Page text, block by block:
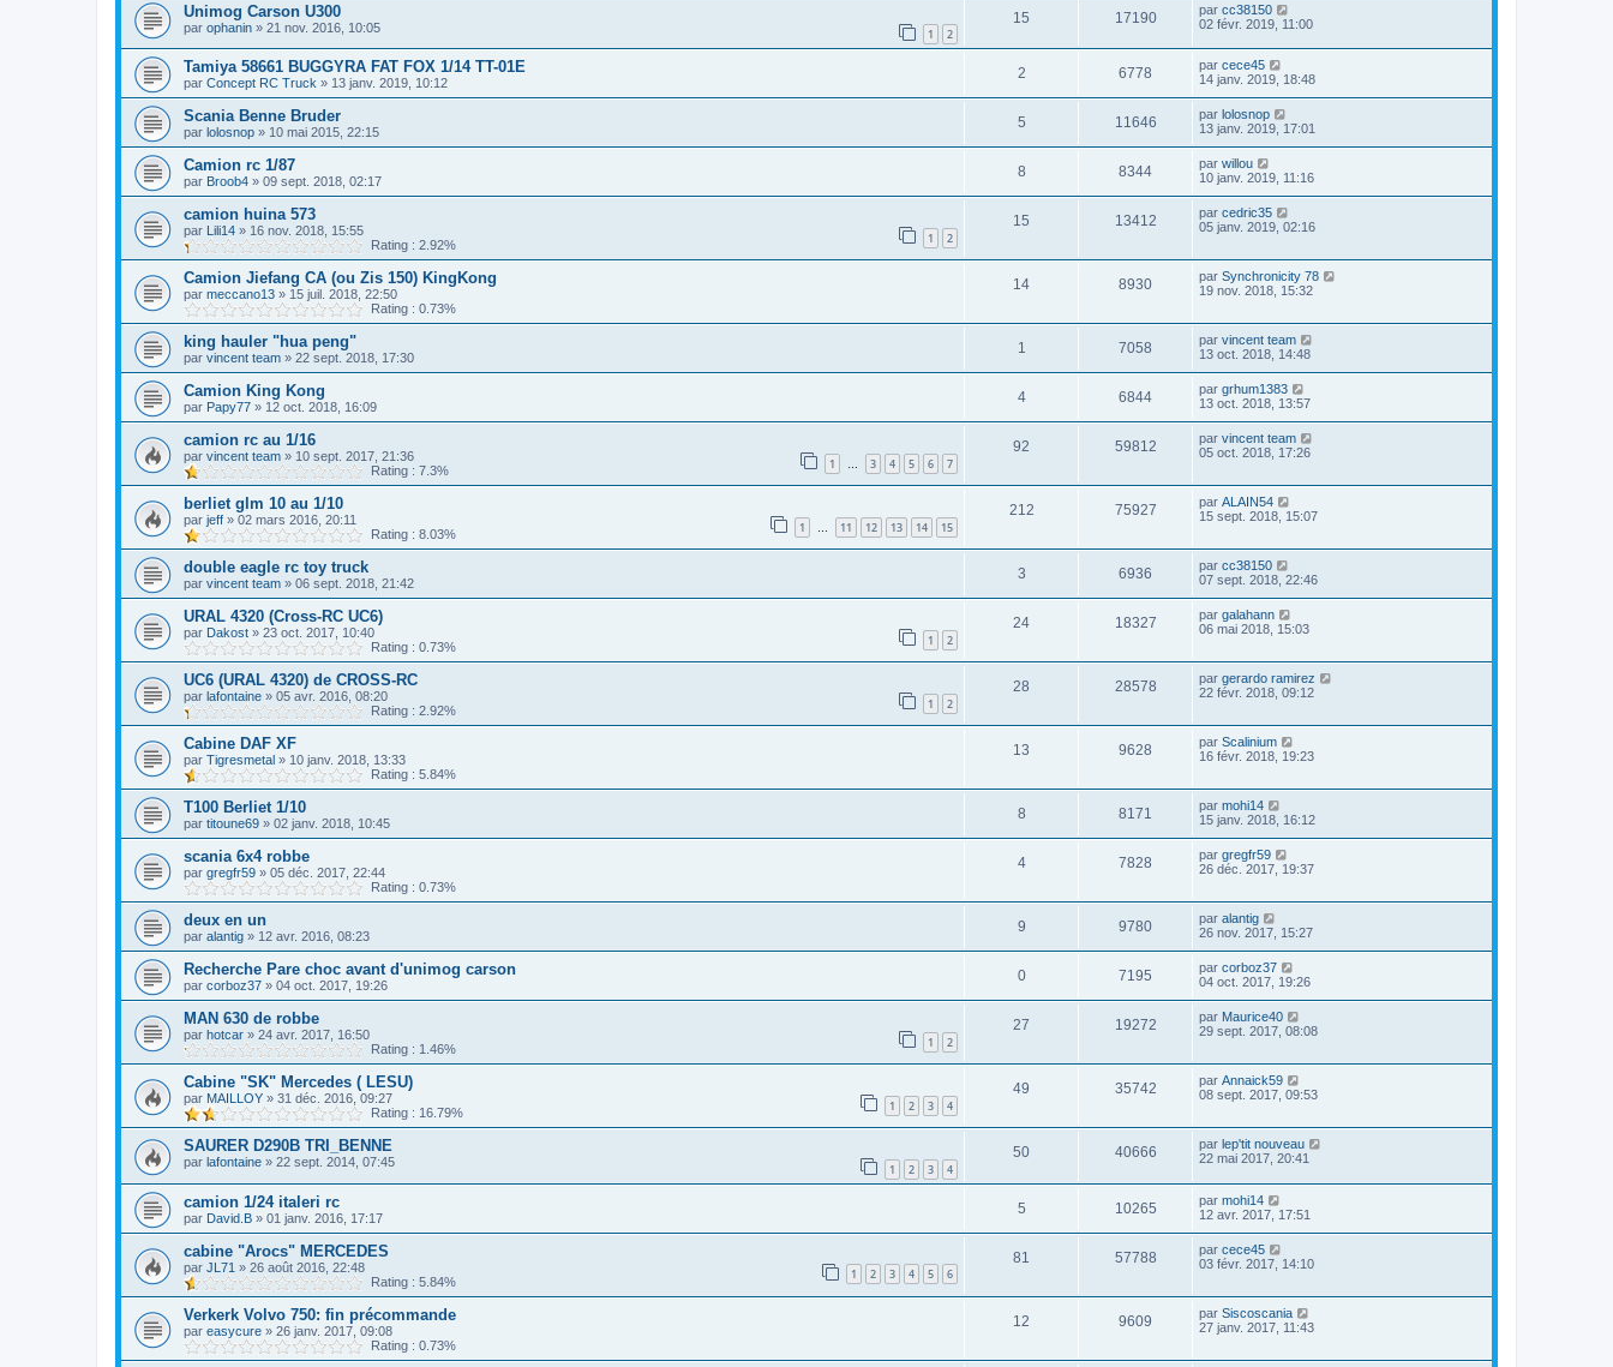
Unimog Carson U300
par ophanin » 21 nov. 2016, 10:05 1 2
15 17190 par cc38150
02 févr. 2019, 11:00
Tamiya 58661 BUGGYRA FAT FOX 1/14 TT-01E
par Concept RC Truck » 13 janv. 2019, 10:12
2 6778 par cece45
14 janv. 2019, 18:48
Scania Benne Bruder
par lolosnop » 10 mai 2015, 22:15
5 11646 par lolosnop
13 janv. 2019, 17:01
Camion rc 1/87
par Broob4 » 09 sept. 2018, 02:17
8 8344 par willou
10 janv. 2019, 11:16
camion huina 573
par Lili14 » 16 nov. 2018, 15:55 1 2
Rating : 2.92%
15 13412 par cedric35
05 janv. 2019, 02:16
Camion Jiefang CA (ou Zis 150) KingKong
par meccano13 » 15 juil. 2018, 22:50
Rating : 0.73%
14 8930 par Synchronicity 78
19 nov. 2018, 15:32
king hauler "hua peng"
par vincent team » 22 sept. 2018, 17:30
1 7058 par vincent team
13 oct. 2018, 14:48
Camion King Kong
par Papy77 » 12 oct. 2018, 16:09
4 6844 par grhum1383
13 oct. 2018, 13:57
camion rc au 1/16
par vincent team » 10 sept. 2017, 21:36 1 … 3 4 5 6 7
Rating : 7.3%
92 59812 par vincent team
05 oct. 2018, 17:26
berliet glm 10 au 1/10
par jeff » 02 mars 2016, 20:11 1 … 11 12 13 14 15
Rating : 8.03%
212 75927 par ALAIN54
15 sept. 2018, 15:07
double eagle rc toy truck
par vincent team » 06 sept. 2018, 21:42
3 6936 par cc38150
07 sept. 2018, 22:46
URAL 4320 (Cross-RC UC6)
par Dakost » 23 oct. 2017, 10:40 1 2
Rating : 0.73%
24 18327 par galahann
06 mai 2018, 15:03
UC6 (URAL 4320) de CROSS-RC
par lafontaine » 05 avr. 2016, 08:20 1 2
Rating : 2.92%
28 28578 par gerardo ramirez
22 févr. 2018, 09:12
Cabine DAF XF
par Tigresmetal » 10 janv. 2018, 13:33
Rating : 5.84%
13 9628 par Scalinium
16 févr. 2018, 19:23
T100 Berliet 1/10
par titoune69 » 02 janv. 2018, 10:45
8 8171 par mohi14
15 janv. 2018, 16:12
scania 6x4 robbe
par gregfr59 » 05 déc. 2017, 22:44
Rating : 0.73%
4 7828 par gregfr59
26 déc. 2017, 19:37
deux en un
par alantig » 12 avr. 2016, 08:23
9 9780 par alantig
26 nov. 2017, 15:27
Recherche Pare choc avant d'unimog carson
par corboz37 » 04 oct. 2017, 19:26
0 7195 par corboz37
04 oct. 2017, 19:26
MAN 630 de robbe
par hotcar » 24 avr. 2017, 16:50 1 2
Rating : 1.46%
27 19272 par Maurice40
29 sept. 2017, 08:08
Cabine "SK" Mercedes ( LESU)
par MAILLOY » 31 déc. 2016, 09:27 1 2 3 4
Rating : 16.79%
49 35742 par Annaick59
08 sept. 2017, 09:53
SAURER D290B TRI_BENNE
par lafontaine » 22 sept. 2014, 07:45 1 2 3 4
50 40666 par lep'tit nouveau
22 mai 2017, 20:41
camion 1/24 italeri rc
par David.B » 01 janv. 2016, 17:17
5 10265 par mohi14
12 avr. 2017, 17:51
cabine "Arocs" MERCEDES
par JL71 » 26 août 2016, 22:48 1 2 3 4 5 6
Rating : 5.84%
81 57788 par cece45
03 févr. 2017, 14:10
Verkerk Volvo 750: fin précommande
par easycure » 26 janv. 2017, 09:08
Rating : 0.73%
12 9609 par Siscoscania
27 janv. 2017, 11:43